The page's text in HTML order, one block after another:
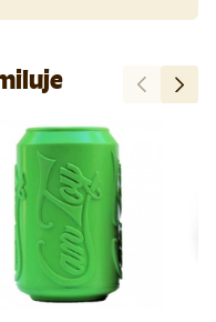
Předchozí
Další